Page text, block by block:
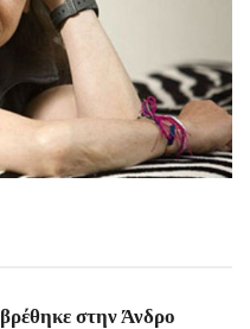
στην Άνδρο